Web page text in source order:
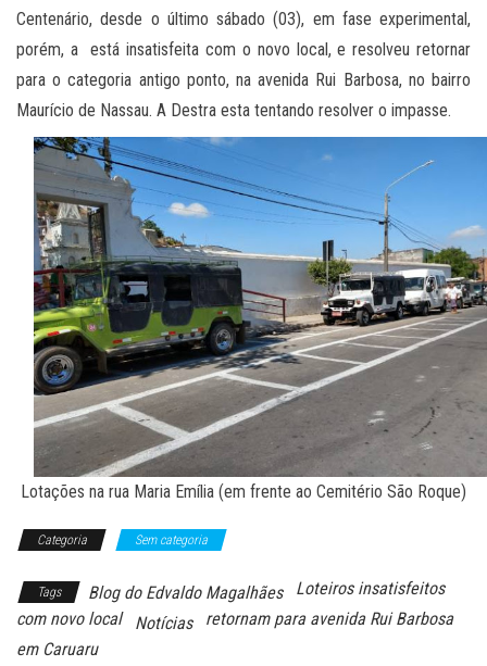
Centenário, desde o último sábado (03), em fase experimental,
porém, a está insatisfeita com o novo local, e resolveu retornar
para o categoria antigo ponto, na avenida Rui Barbosa, no bairro
Maurício de Nassau. A Destra esta tentando resolver o impasse.
Lotações na rua Maria Emília (em frente ao Cemitério São Roque)
Categoria Sem categoria
Tags Blog do Edvaldo Magalhães
Loteiros insatisfeitos
com novo local
Notícias
retornam para avenida Rui Barbosa
em Caruaru